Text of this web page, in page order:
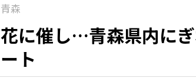
青森
花に催し…青森県内に
ート